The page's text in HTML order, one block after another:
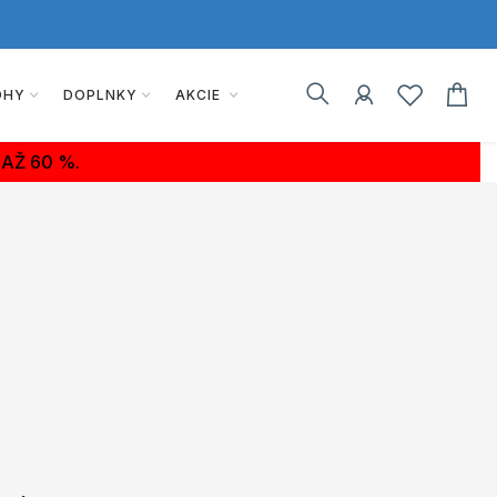
DOPLNKY AKCIE
AŽ 60 %.